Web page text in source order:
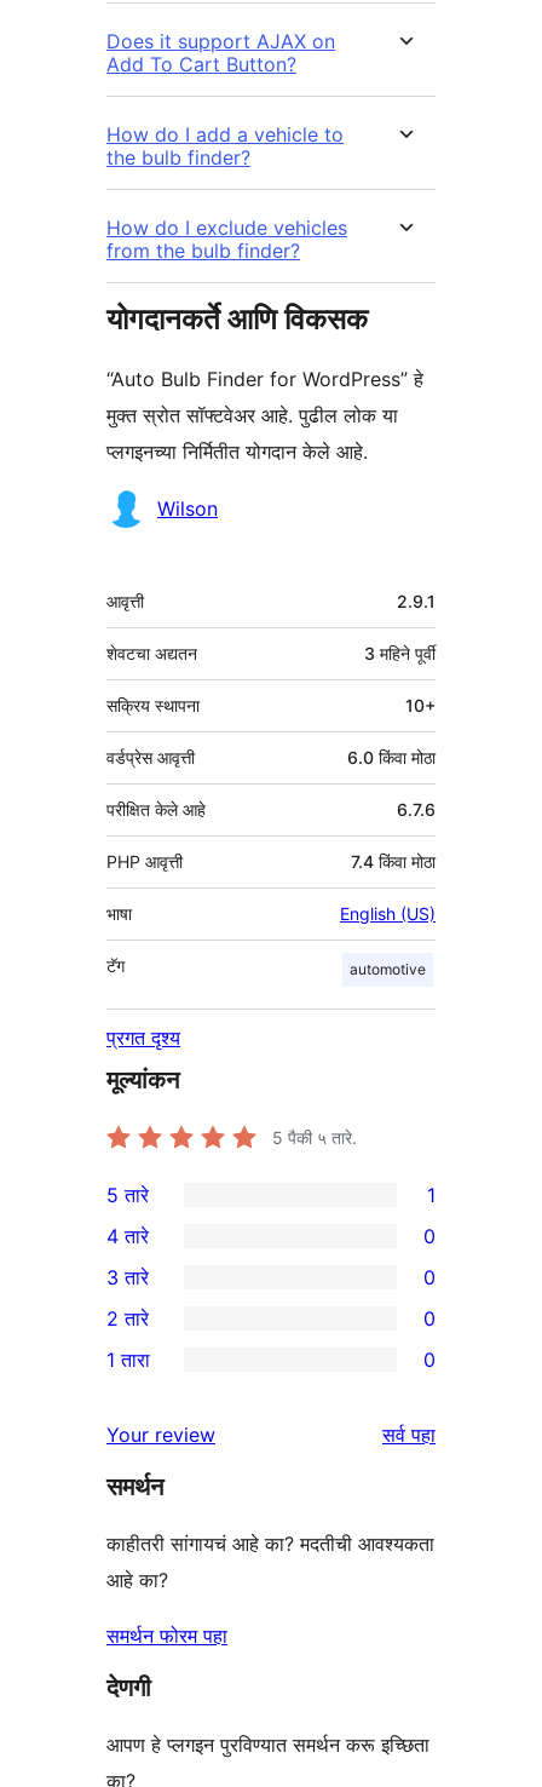
Does it support AJAX on
Add To Cart Button?
How do I add a vehicle to
the bulb finder?
How do I exclude vehicles
from the bulb finder?
योगदानकर्ते आणि विकसक
“Auto Bulb Finder for WordPress” हे
मुक्त स्रोत सॉफ्टवेअर आहे. पुढील लोक या
प्लगइनच्या निर्मितीत योगदान केले आहे.
योगदानकर्तेWilson
मेटा
आवृत्ती 2.9.1
शेवटचा अद्यतन 3 महिने पूर्वी
सक्रिय स्थापना 10+
वर्डप्रेस आवृत्ती 6.0 किंवा मोठा
परीक्षित केले आहे 6.7.6
PHP आवृत्ती 7.4 किंवा मोठा
भाषा English (US)
टॅग automotive
प्रगत दृश्य
मूल्यांकन
5 पैकी ५ तारे.
1
5-
तारांकित
पुनरावलोकन
5 तारे 1
4-
तारांकित
परीक्षणे
4 तारे 0
0
3-
तारांकित
3 तारे 0
2-
परीक्षणे
2 तारे 0
तारांकित
परीक्षणे
1 तारा 0
Your review सर्वपुनरावलोकने
पहा
समर्थन
काहीतरी सांगायचं आहे का? मदतीची आवश्यकता
आहे का?
समर्थन फोरम पहा
देणगी
आपण हे प्लगइन पुरविण्यात समर्थन करू इच्छिता
का?